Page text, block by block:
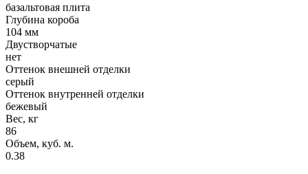
базальтовая плита
Глубина короба
104 мм
Двустворчатые
нет
Оттенок внешней отделки
серый
Оттенок внутренней отделки
бежевый
Вес, кг
86
Объем, куб. м.
0.38